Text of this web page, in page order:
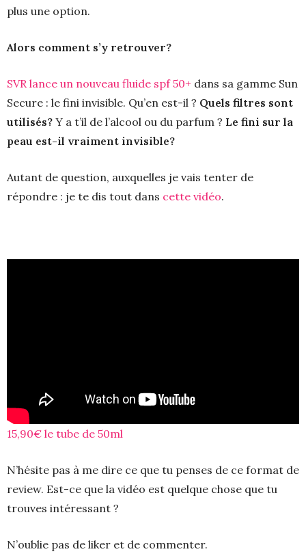
plus une option.
Alors comment s’y retrouver?
SVR lance un nouveau fluide spf 50+ dans sa gamme Sun
Secure : le fini invisible. Qu’en est-il ? Quels filtres sont
utilisés? Y a t’il de l’alcool ou du parfum ? Le fini sur la
peau est-il vraiment invisible?
Autant de question, auxquelles je vais tenter de
répondre : je te dis tout dans cette vidéo.
15,90€ le tube de 50ml
N’hésite pas à me dire ce que tu penses de ce format de
review. Est-ce que la vidéo est quelque chose que tu
trouves intéressant ?
N’oublie pas de liker et de commenter.